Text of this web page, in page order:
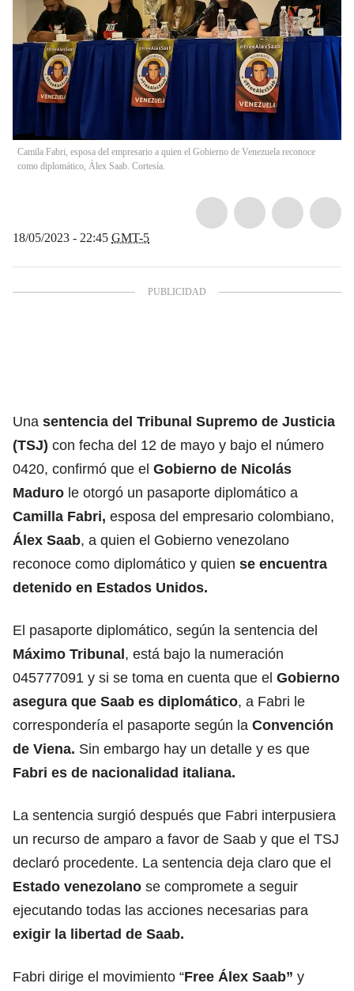
Camila Fabri, esposa del empresario a quien el Gobierno de Venezuela reconoce
como diplomático, Álex Saab. Cortesía.
18/05/2023 - 22:45 GMT-5
Una sentencia del Tribunal Supremo de Justicia
(TSJ) con fecha del 12 de mayo y bajo el número
0420, confirmó que el Gobierno de Nicolás
Maduro le otorgó un pasaporte diplomático a
Camilla Fabri, esposa del empresario colombiano,
Álex Saab, a quien el Gobierno venezolano
reconoce como diplomático y quien se encuentra
detenido en Estados Unidos.
El pasaporte diplomático, según la sentencia del
Máximo Tribunal, está bajo la numeración
045777091 y si se toma en cuenta que el Gobierno
asegura que Saab es diplomático, a Fabri le
correspondería el pasaporte según la Convención
de Viena. Sin embargo hay un detalle y es que
Fabri es de nacionalidad italiana.
La sentencia surgió después que Fabri interpusiera
un recurso de amparo a favor de Saab y que el TSJ
declaró procedente. La sentencia deja claro que el
Estado venezolano se compromete a seguir
ejecutando todas las acciones necesarias para
exigir la libertad de Saab.
Fabri dirige el movimiento “Free Álex Saab” y